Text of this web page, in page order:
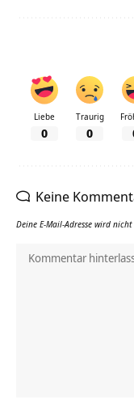
Liebe
0
Traurig
0
Keine
Deine E-Mail-Adresse wird